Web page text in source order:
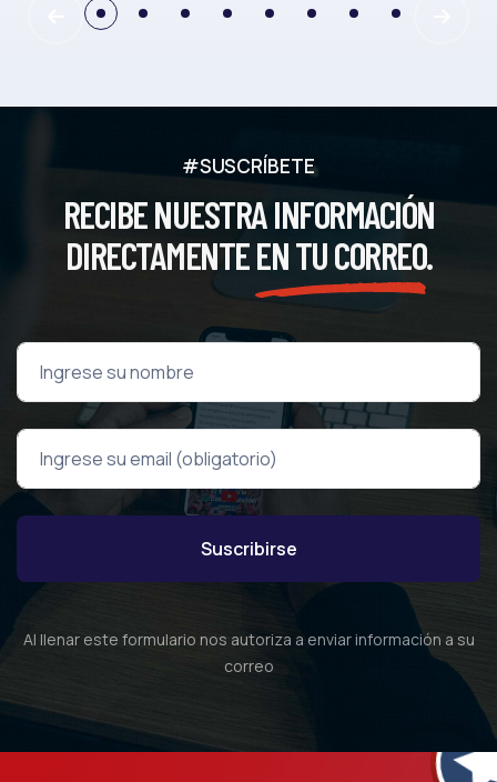
#CHILECRECE
#SUSCRÍBETE
RECIBE NUESTRA INFORMACIÓN
DIRECTAMENTEEN TU CORREO.
Al llenar este formulario nos autoriza a enviar información a su
correo